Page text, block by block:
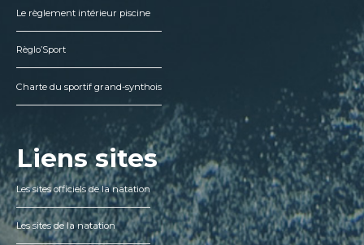
Le règlement intérieur piscine
Règlo’Sport
Charte du sportif grand-synthois
Liens sites
Les sites officiels de la natation
Les sites de la natation